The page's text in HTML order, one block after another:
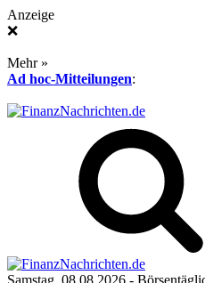
Anzeige
❌
Mehr »
Ad hoc-Mitteilungen:
Samstag, 08.08.2026 -